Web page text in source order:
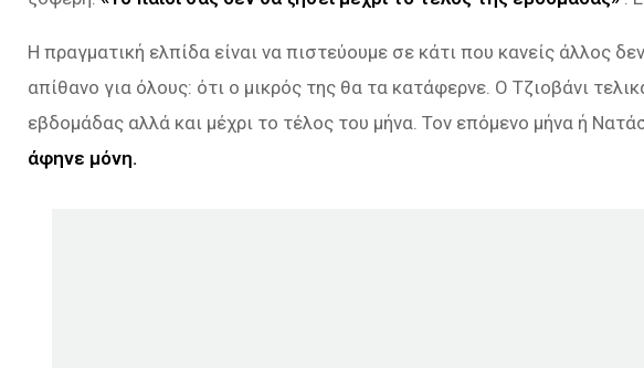
Η πραγματική ελπίδα είναι να πιστεύουμε σε κάτι που κανείς άλλος
απίθανο για όλους: ότι ο μικρός της θα τα κατάφερνε. Ο Τζιοβάνι
εβδομάδας αλλά και μέχρι το τέλος του μήνα. Τον επόμενο μήνα ή
άφηνε μόνη.